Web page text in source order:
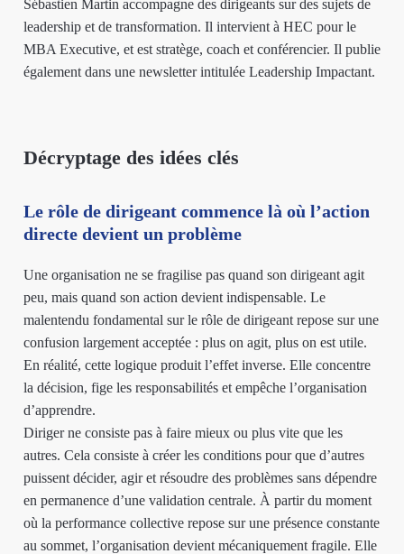
Sébastien Martin accompagne des dirigeants sur des sujets de
leadership et de transformation. Il intervient à HEC pour le
MBA Executive, et est stratège, coach et conférencier. Il publie
également dans une newsletter intitulée Leadership Impactant.
Décryptage des idées clés
Le rôle de dirigeant commence là où l’action
directe devient un problème
Une organisation ne se fragilise pas quand son dirigeant agit
peu, mais quand son action devient indispensable. Le
malentendu fondamental sur le rôle de dirigeant repose sur une
confusion largement acceptée : plus on agit, plus on est utile.
En réalité, cette logique produit l’effet inverse. Elle concentre
la décision, fige les responsabilités et empêche l’organisation
d’apprendre.
Diriger ne consiste pas à faire mieux ou plus vite que les
autres. Cela consiste à créer les conditions pour que d’autres
puissent décider, agir et résoudre des problèmes sans dépendre
en permanence d’une validation centrale. À partir du moment
où la performance collective repose sur une présence constante
au sommet, l’organisation devient mécaniquement fragile. Elle